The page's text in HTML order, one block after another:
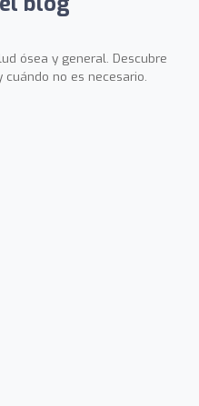
ósea y general. Descubre
no es necesario.